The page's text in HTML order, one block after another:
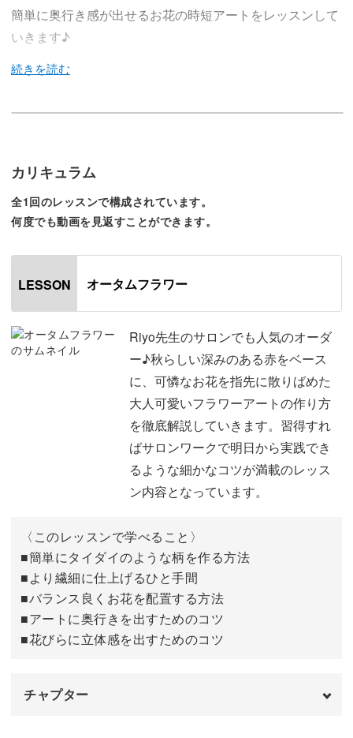
簡単に奥行き感が出せるお花の時短アートをレッスンして
いきます♪
開！
シンプルな工程だけで繊細なアートに見せるコツや、「お
向けて大人の女性らしく綺麗目に仕上げるためのコツもお
伝えしますよ。
秋らしい深みのある赤をベースに、可憐なお花を指先に散
りばめた大人可愛いフラワーアートの作り方を徹底解説し
具体的なポイントとしては、
◆簡単にタイダイのような柄を作る方法
◆より繊細に仕上げるひと手間
◆バランス良くお花を配置する方法
◆花びらに立体感を出すためのコツ
習得すればサロンワークで明日から実践できるような細か
なコツが満載のレッスン内容となっています。
クリーム系の色味を使うのがベター◎♪
カリキュラム
全1回のレッスンで構成されています。
何度でも動画を見返すことができます。
LESSON オータムフラワー
Riyo先生のサロンでも人気のオーダ
ー♪秋らしい深みのある赤をベース
に、可憐なお花を指先に散りばめた
大人可愛いフラワーアートの作り方
を徹底解説していきます。習得すれ
ばサロンワークで明日から実践でき
るような細かなコツが満載のレッス
ン内容となっています。
〈このレッスンで学べること〉
■簡単にタイダイのような柄を作る方法
■より繊細に仕上げるひと手間
■バランス良くお花を配置する方法
■アートに奥行きを出すためのコツ
■花びらに立体感を出すためのコツ
チャプター